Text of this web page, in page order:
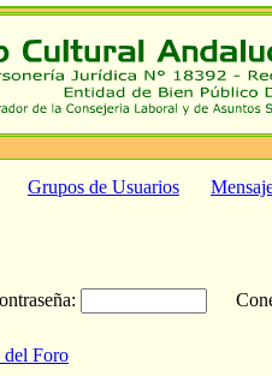
Grupos de Usuarios
del Foro